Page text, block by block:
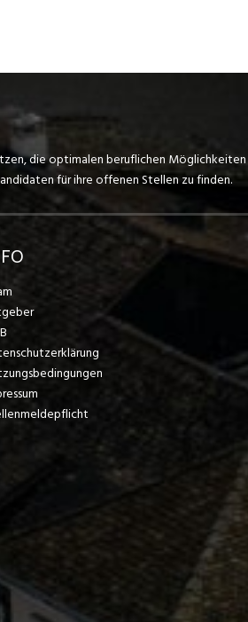
die optimalen beruflichen Möglichkeiten
für ihre offenen Stellen zu finden.